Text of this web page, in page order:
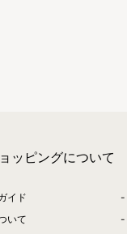
ッピングについて
イド
いて